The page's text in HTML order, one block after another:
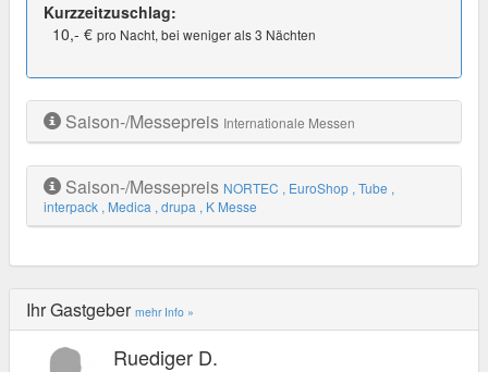
Kurzzeitzuschlag:
10,- € pro Nacht, bei weniger als 3 Nächten
Saison-/Messepreis Internationale Messen
Saison-/Messepreis NORTEC , EuroShop , Tube ,
interpack , Medica , drupa , K Messe
Ihr Gastgeber mehr Info »
Ruediger D.